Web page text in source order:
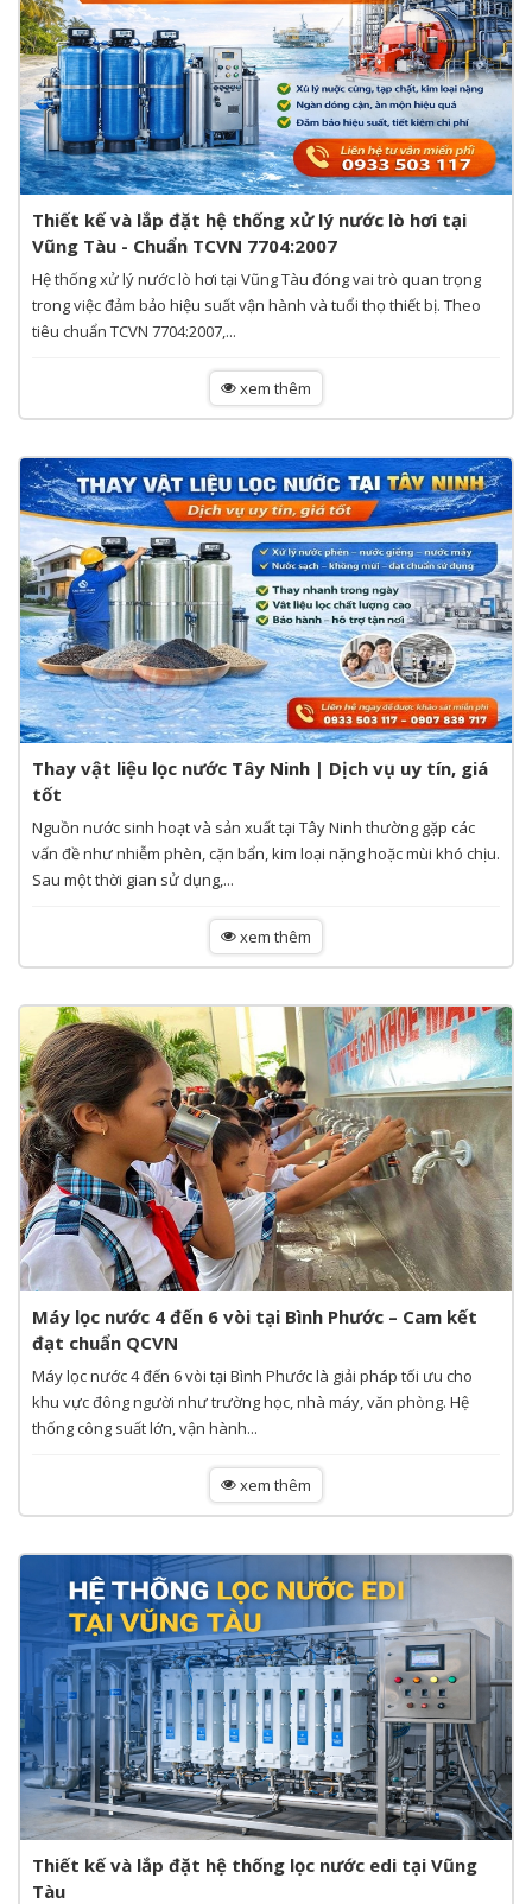
Thiết kế và lắp đặt hệ thống xử lý nước lò hơi tại
Vũng Tàu - Chuẩn TCVN 7704:2007
Hệ thống xử lý nước lò hơi tại Vũng Tàu đóng vai trò quan trọng
trong việc đảm bảo hiệu suất vận hành và tuổi thọ thiết bị. Theo
tiêu chuẩn TCVN 7704:2007,...
xem thêm
Thay vật liệu lọc nước Tây Ninh | Dịch vụ uy tín, giá
tốt
Nguồn nước sinh hoạt và sản xuất tại Tây Ninh thường gặp các
vấn đề như nhiễm phèn, cặn bẩn, kim loại nặng hoặc mùi khó chịu.
Sau một thời gian sử dụng,...
xem thêm
Máy lọc nước 4 đến 6 vòi tại Bình Phước – Cam kết
đạt chuẩn QCVN
Máy lọc nước 4 đến 6 vòi tại Bình Phước là giải pháp tối ưu cho
khu vực đông người như trường học, nhà máy, văn phòng. Hệ
thống công suất lớn, vận hành...
xem thêm
Thiết kế và lắp đặt hệ thống lọc nước edi tại Vũng
Tàu